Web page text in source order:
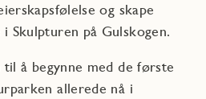
og skape
Skulpturen på Gulskogen.
å begynne med de første
allerede nå i